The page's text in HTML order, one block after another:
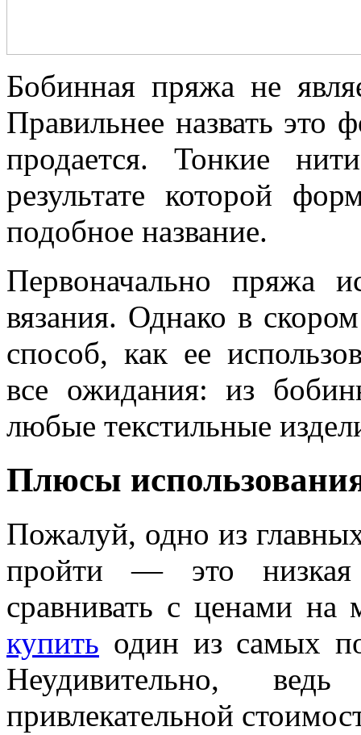
Бобинная пряжа не
Правильнее назвать это
продается. Тонкие
результате которой
подобное название.
Первоначально пряжа
вязания. Однако в
способ, как ее
все ожидания: из
любые текстильные
Плюсы
Пожалуй, одно из
пройти — это низкая
сравнивать с ценами
купить один из самых
Неудивительно,
привлекательной